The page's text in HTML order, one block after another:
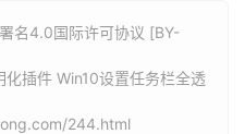
名4.0国际许可协议 [BY-
插件 Win10设置任务栏全透
244.html